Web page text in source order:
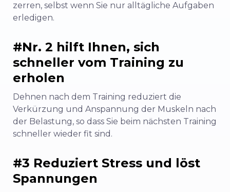
zerren, selbst wenn Sie nur alltägliche Aufgaben
erledigen.
#Nr. 2 hilft Ihnen, sich
schneller vom Training zu
erholen
Dehnen nach dem Training reduziert die
Verkürzung und Anspannung der Muskeln nach
der Belastung, so dass Sie beim nächsten Training
schneller wieder fit sind.
#3 Reduziert Stress und löst
Spannungen